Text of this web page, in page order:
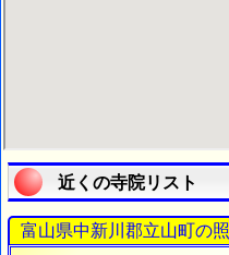
近くの寺院リスト
富山県中新川郡立山町の